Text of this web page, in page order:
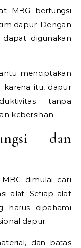
MBG berfungsi
dapur. Dengan
digunakan
menciptakan
karena itu, dapur
tanpa
kebersihan.
dan
dimulai dari
alat. Setiap alat
harus dipahami
dapur.
dan batas